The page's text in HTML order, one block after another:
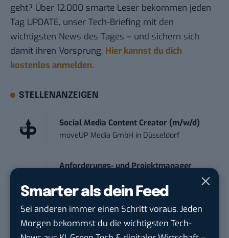
Smarter als dein Feed
Sei anderen immer einen Schritt voraus. Jeden
Morgen bekommst du die wichtigsten Tech-
geht? Über 12.000 smarte Leser bekommen jeden
Tag UPDATE, unser Tech-Briefing mit den
wichtigsten News des Tages – und sichern sich
damit ihren Vorsprung. Hier kannst du dich
kostenlos anmelden.
STELLENANZEIGEN
Social Media Content Creator (m/w/d)
moveUP Media GmbH in Düsseldorf
Anforderungs- und Projektmanager
trendtours Holding GmbHinEschborn
Sales Manager Digital Marketing
(m/w/d)